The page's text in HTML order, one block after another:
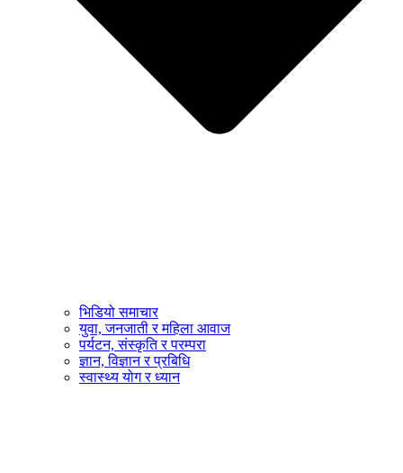
भिडियो समाचार
युवा, जनजाती र महिला आवाज
पर्यटन, संस्कृति र परम्परा
ज्ञान, विज्ञान र प्रबिधि
स्वास्थ्य योग र ध्यान